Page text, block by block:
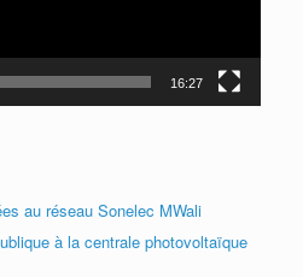
16:27
au réseau Sonelec MWali
à la centrale photovoltaïque